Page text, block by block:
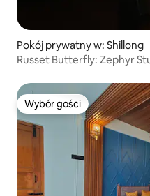
Pokój prywatny w: Shillong
Russet Butterfly: Zephyr
Wybór gości
Wybór gości